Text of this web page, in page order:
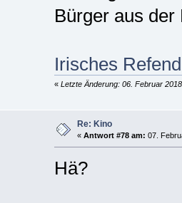
Bürger aus
Irisches
« Letzte Änderung: 06. Februar
Re: Kino
« Antwort #78 am: 07.
Hä?